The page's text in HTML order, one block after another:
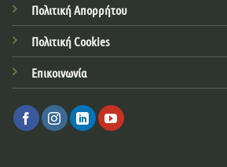
Πολιτική Απορρήτου
Πολιτική Cookies
Επικοινωνία